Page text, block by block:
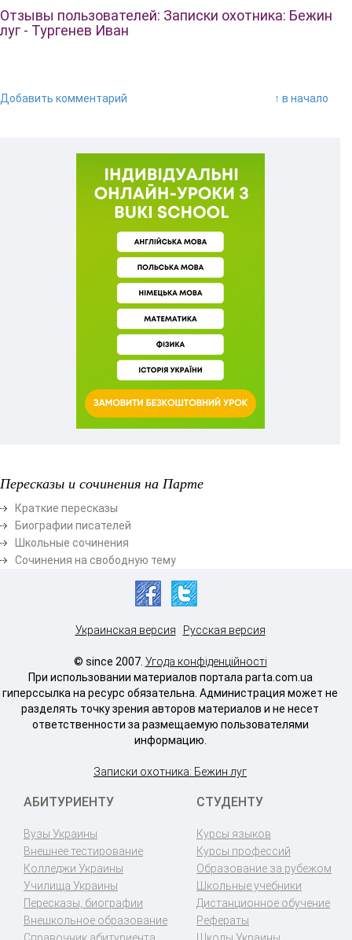
Отзывы пользователей: Записки охотника: Бежин
луг - Тургенев Иван
Добавить комментарий ↑ в начало
Пересказы и сочинения на Парте
Краткие пересказы
Биографии писателей
Школьные сочинения
Сочинения на свободную тему
Украинская версия Русская версия
© since 2007. Угода конфіденційності
При использовании материалов портала parta.com.ua
гиперссылка на ресурс обязательна. Администрация может не
разделять точку зрения авторов материалов и не несет
ответственности за размещаемую пользователями
информацию.
Записки охотника: Бежин луг
АБИТУРИЕНТУ
Вузы Украины
Внешнее тестирование
Колледжи Украины
Училища Украины
Пересказы, биографии
Внешкольное образование
Справочник абитуриента
СТУДЕНТУ
Курсы языков
Курсы профессий
Образование за рубежом
Школьные учебники
Дистанционное обучение
Рефераты
Школы Украины